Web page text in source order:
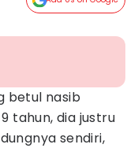
betul nasib
tahun, dia justru
sendiri,